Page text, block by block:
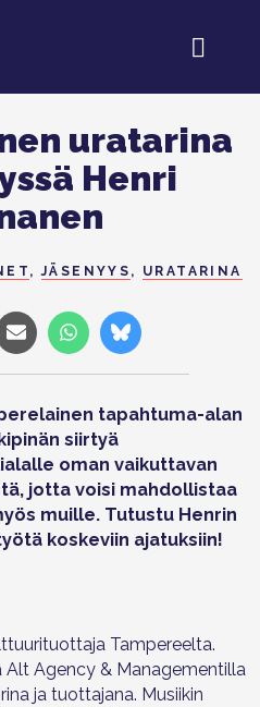
uratarina
Henri
, JÄSENYYS , URATARINA
Share
on
Share
on
Share
on
tapahtuma-alan
siirtyä
oman vaikuttavan
jotta voisi mahdollistaa
muille. Tutustu Henrin
koskeviin ajatuksiin!
Tampereelta.
Agency & Managementilla
ja tuottajana. Musiikin